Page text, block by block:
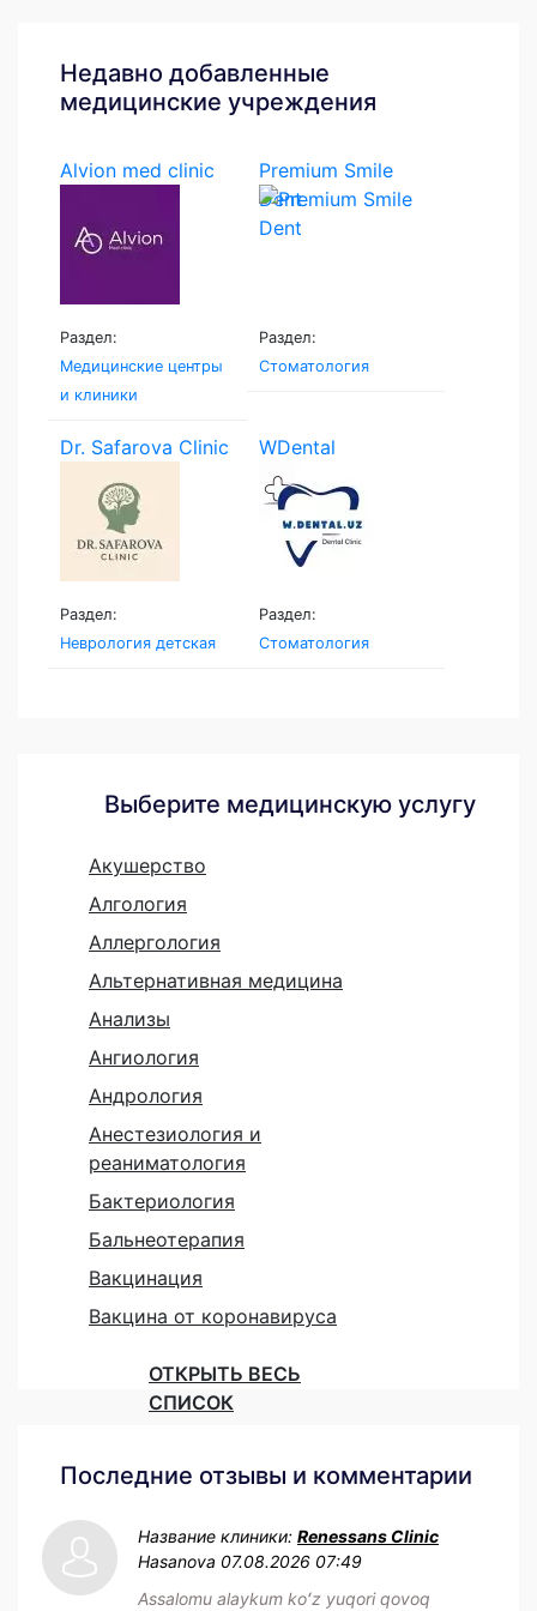
Недавно добавленные
медицинские учреждения
Alvion med clinic
Раздел:
Медицинские центры
и клиники
Premium Smile
Dent
Раздел:
Стоматология
Dr. Safarova Clinic
Раздел:
Неврология детская
WDental
Раздел:
Стоматология
Выберите медицинскую услугу
Акушерство
Алгология
Аллергология
Альтернативная медицина
Анализы
Ангиология
Андрология
Анестезиология и
реаниматология
Бактериология
Бальнеотерапия
Вакцинация
Вакцина от коронавируса
ОТКРЫТЬ ВЕСЬ
СПИСОК
Последние отзывы и комментарии
Название клиники: Renessans Clinic
Hasanova 07.08.2026 07:49
Assalomu alaykum koʻz yuqori qovoq